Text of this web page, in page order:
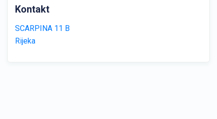
Kontakt
SCARPINA 11 B
Rijeka